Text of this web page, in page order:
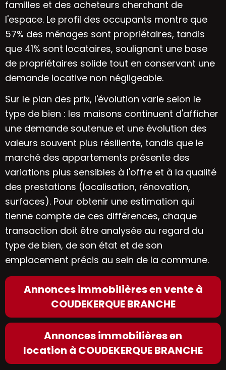
familles et des acheteurs cherchant de
l'espace. Le profil des occupants montre que
57% des ménages sont propriétaires, tandis
que 41% sont locataires, soulignant une base
de propriétaires solide tout en conservant une
demande locative non négligeable.
Sur le plan des prix, l'évolution varie selon le
type de bien : les maisons continuent d'afficher
une demande soutenue et une évolution des
valeurs souvent plus résiliente, tandis que le
marché des appartements présente des
variations plus sensibles à l'offre et à la qualité
des prestations (localisation, rénovation,
surfaces). Pour obtenir une estimation qui
tienne compte de ces différences, chaque
transaction doit être analysée au regard du
type de bien, de son état et de son
emplacement précis au sein de la commune.
Annonces immobilières en vente à
COUDEKERQUE BRANCHE
Annonces immobilières en
location à COUDEKERQUE BRANCHE